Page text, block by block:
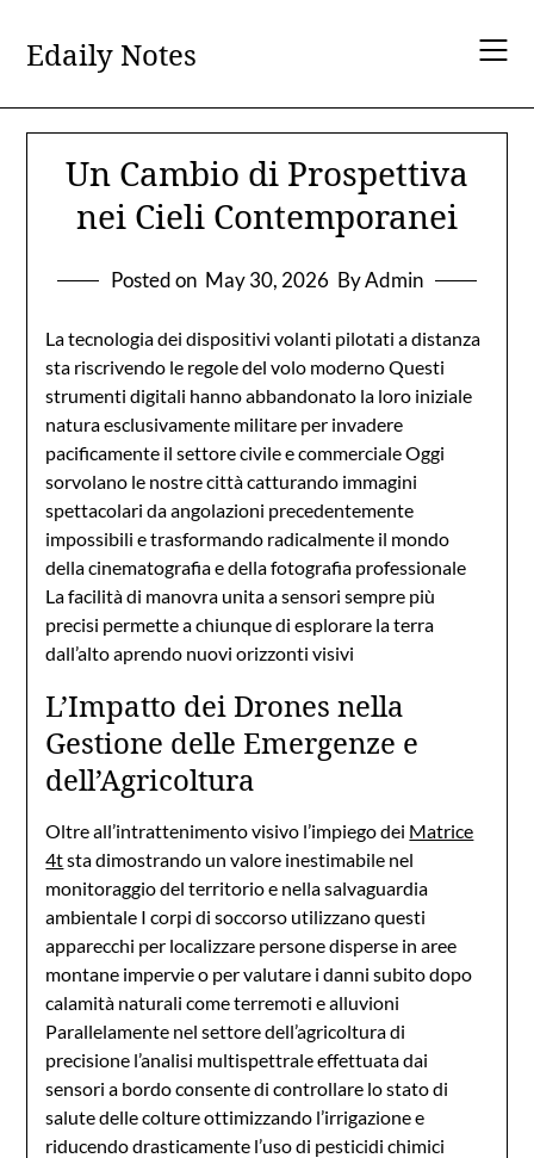
content
Edaily Notes
Un Cambio di Prospettiva
nei Cieli Contemporanei
Posted on May 30, 2026 By Admin
La tecnologia dei dispositivi volanti pilotati a distanza
sta riscrivendo le regole del volo moderno Questi
strumenti digitali hanno abbandonato la loro iniziale
natura esclusivamente militare per invadere
pacificamente il settore civile e commerciale Oggi
sorvolano le nostre città catturando immagini
spettacolari da angolazioni precedentemente
impossibili e trasformando radicalmente il mondo
della cinematografia e della fotografia professionale
La facilità di manovra unita a sensori sempre più
precisi permette a chiunque di esplorare la terra
dall’alto aprendo nuovi orizzonti visivi
L’Impatto dei Drones nella
Gestione delle Emergenze e
dell’Agricoltura
Oltre all’intrattenimento visivo l’impiego dei Matrice
4tsta dimostrando un valore inestimabile nel
monitoraggio del territorio e nella salvaguardia
ambientale I corpi di soccorso utilizzano questi
apparecchi per localizzare persone disperse in aree
montane impervie o per valutare i danni subito dopo
calamità naturali come terremoti e alluvioni
Parallelamente nel settore dell’agricoltura di
precisione l’analisi multispettrale effettuata dai
sensori a bordo consente di controllare lo stato di
salute delle colture ottimizzando l’irrigazione e
riducendo drasticamente l’uso di pesticidi chimici